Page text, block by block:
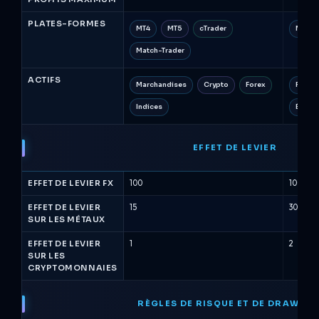
PLATES-FORMES MT4 MT5 cTrader
Match-Trader
MT5
ACTIFS Marchandises Crypto Forex
Indices
FX
EFFET DE LEVIER
EFFET DE LEVIER FX 100 100
EFFET DE LEVIER
SUR LES MÉTAUX
15 30
EFFET DE LEVIER
SUR LES
CRYPTOMONNAIES
1 2
RÈGLES DE RISQUE ET DE